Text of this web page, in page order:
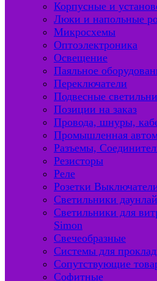
Корпусные и
Люки и напольные
Микросхемы
Оптоэлектроника
Освещение
Паяльное
Переключатели
Подвесные
Позиции на заказ
Провода, шнуры,
Промышленная
Разъемы,
Резисторы
Реле
Розетки
Светильники
Светильники для
Simon
Свечеобразные
Системы для
Сопутствующие
Софитные